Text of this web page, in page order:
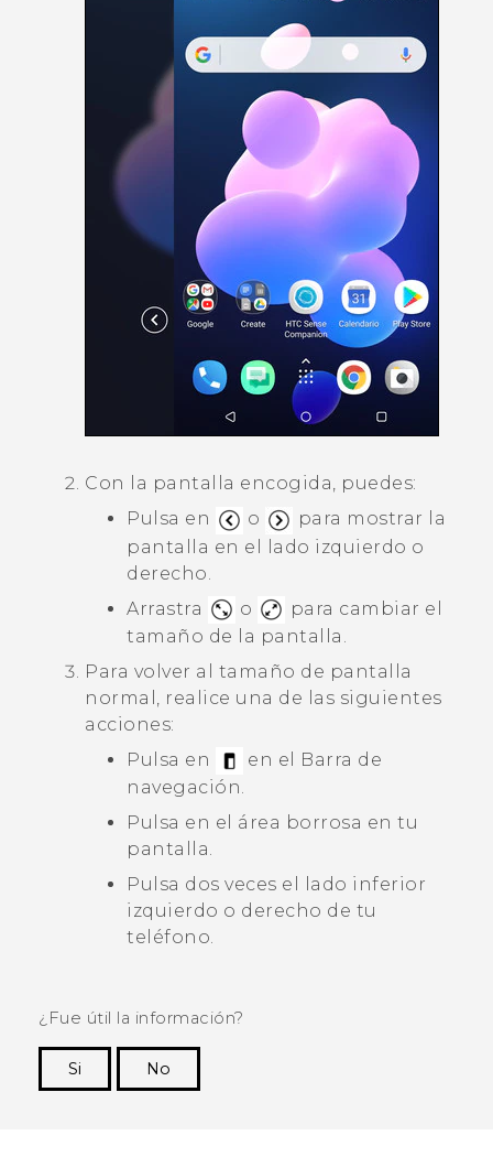
Con la pantalla encogida, puedes:
Pulsa en
o
para mostrar la
pantalla en el lado izquierdo o
derecho.
Arrastra
o
para cambiar el
tamaño de la pantalla.
Para volver al tamaño de pantalla
normal, realice una de las siguientes
acciones:
Pulsa en
en el
Barra de
navegación.
Pulsa en el área borrosa en tu
pantalla.
Pulsa dos veces el lado inferior
izquierdo o derecho de tu
teléfono.
¿Fue útil la información?
Si
No